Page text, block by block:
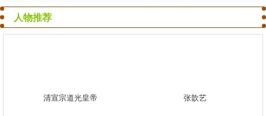
人物推荐
清宣宗道光皇帝 张歆艺